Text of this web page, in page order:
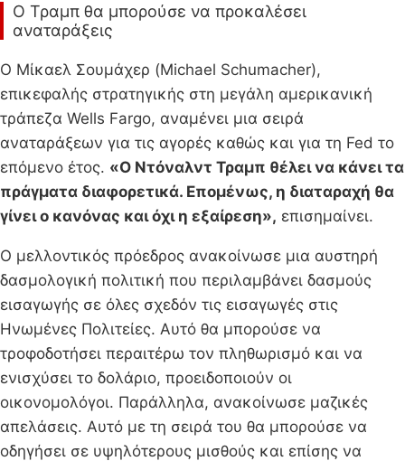
Ο Τραμπ θα μπορούσε να προκαλέσει
αναταράξεις
Ο Μίκαελ Σουμάχερ (Michael Schumacher),
επικεφαλής στρατηγικής στη μεγάλη αμερικανική
τράπεζα Wells Fargo, αναμένει μια σειρά
αναταράξεων για τις αγορές καθώς και για τη Fed το
επόμενο έτος. «Ο Ντόναλντ Τραμπ θέλει να κάνει τα
πράγματα διαφορετικά. Επομένως, η διαταραχή θα
γίνει ο κανόνας και όχι η εξαίρεση», επισημαίνει.
Ο μελλοντικός πρόεδρος ανακοίνωσε μια αυστηρή
δασμολογική πολιτική που περιλαμβάνει δασμούς
εισαγωγής σε όλες σχεδόν τις εισαγωγές στις
Ηνωμένες Πολιτείες. Αυτό θα μπορούσε να
τροφοδοτήσει περαιτέρω τον πληθωρισμό και να
ενισχύσει το δολάριο, προειδοποιούν οι
οικονομολόγοι. Παράλληλα, ανακοίνωσε μαζικές
απελάσεις. Αυτό με τη σειρά του θα μπορούσε να
οδηγήσει σε υψηλότερους μισθούς και επίσης να